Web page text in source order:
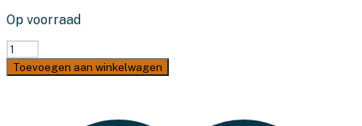
Op voorraad
Eurotrail
Nova
Punta
Toevoegen aan winkelwagen